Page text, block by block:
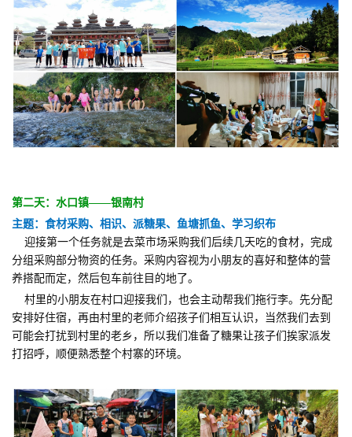
第二天：水口镇——银南村
主题：食材采购、相识、派糖果、鱼塘抓鱼、学习织布
迎接第一个任务就是去菜市场采购我们后续几天吃的食材，完成
分组采购部分物资的任务。采购内容视为小朋友的喜好和整体的营
养搭配而定，然后包车前往目的地了。
村里的小朋友在村口迎接我们，也会主动帮我们拖行李。先分配
安排好住宿，再由村里的老师介绍孩子们相互认识，当然我们去到
可能会打扰到村里的老乡，所以我们准备了糖果让孩子们挨家派发
打招呼，顺便熟悉整个村寨的环境。